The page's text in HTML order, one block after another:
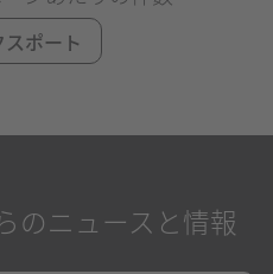
スポート
のニュースと情報